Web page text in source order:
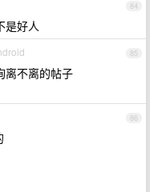
84
是好人
85
离不离的帖子
86